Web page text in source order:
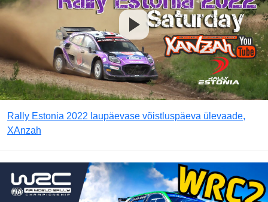
Rally Estonia 2022 laupäevase võistluspäeva ülevaade,
XAnzah